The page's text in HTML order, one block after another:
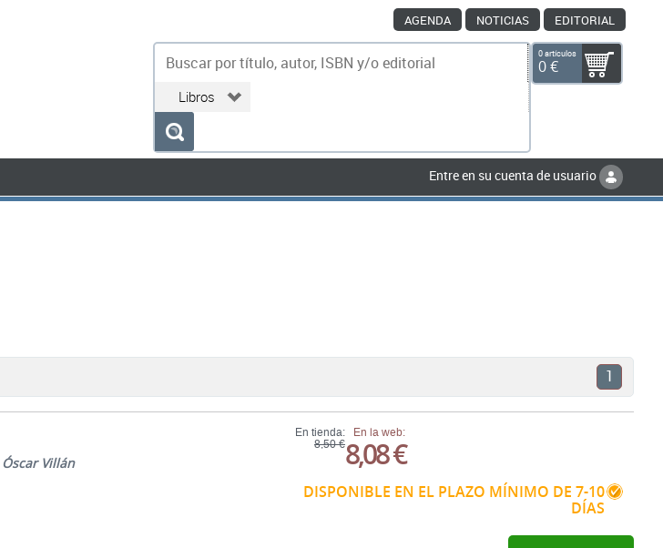
AGENDA NOTICIAS EDITORIAL
0 artículos
0 €
Entre en su cuenta de usuario
1
Óscar Villán
En tienda:
8,50 €
En la web:
8,08 €
DISPONIBLE EN EL PLAZO MÍNIMO DE 7-10
DÍAS